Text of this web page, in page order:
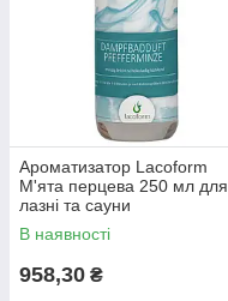
Ароматизатор Lacoform
М'ята перцева 250 мл для
лазні та сауни
В наявності
958,30 ₴